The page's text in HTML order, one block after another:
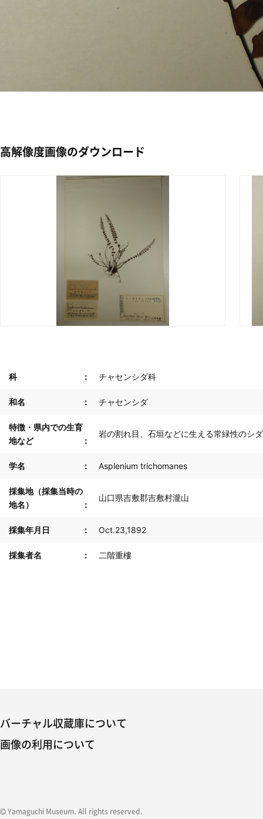
高解像度画像のダウンロード
科 チャセンシダ科
和名 チャセンシダ
特徴・県内での生育
地など
岩の割れ目、石垣などに生える常緑性のシ
学名 Asplenium trichomanes
採集地（採集当時の
地名）
山口県吉敷郡吉敷村瀧山
採集年月日 Oct.23,1892
採集者名 二階重樓
バーチャル収蔵庫について
画像の利用について
Yamaguchi Museum. All rights reserved.